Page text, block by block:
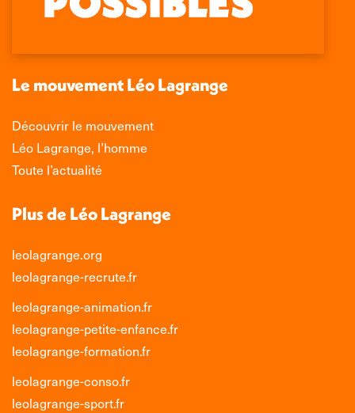
s'ouvre
une
fenêtre
s'ouvre
une
fenêtre
s'ouvre
une
fenêtre
s'ouvre
une
nouvelle
fenêtre
Le mouvement Léo Lagrange
Découvrir le mouvement
Léo Lagrange, l’homme
Toute l’actualité
Plus de Léo Lagrange
leolagrange.org
leolagrange-recrute.fr
leolagrange-animation.fr
leolagrange-petite-enfance.fr
leolagrange-formation.fr
leolagrange-conso.fr
leolagrange-sport.fr